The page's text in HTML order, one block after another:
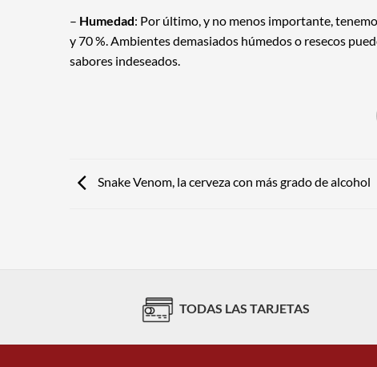
– Humedad: Por último, y no menos importante,
y 70 %. Ambientes demasiados húmedos o resecos
sabores indeseados.
Snake Venom, la cerveza con más grado de alcohol
TODAS LAS TARJETAS